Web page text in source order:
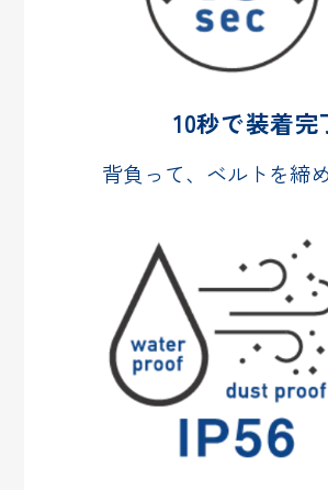
10秒で装着完
背負って、ベルトを締